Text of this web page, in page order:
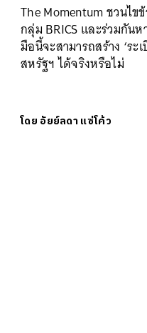
The Momentum ชวนไข
กลุ่ม BRICS และร่วมกัน
มือนี้จะสามารถสร้าง ‘ระ
สหรัฐฯ ได้จริงหรือไม่
โดย อัยย์ลดา แซ่โค้ว
SHARE TWEET